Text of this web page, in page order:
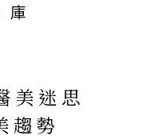
美迷思
趨勢